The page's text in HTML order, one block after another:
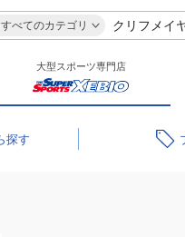
すべてのカテゴリ
大型スポーツ専門店